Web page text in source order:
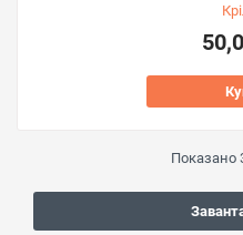
Показано